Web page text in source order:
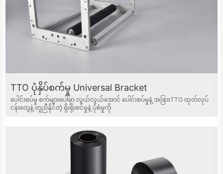
TTO ပုံနှိပ်စက်မှု Universal Bracket
ပေါင်းစပ်မှု စက်များပေါ်မှာ လွယ်လွယ်အောင် ပေါင်းစပ်မှုနဲ့ အခြားTTO ထုတ်လုပ်
ငန်းတွေနဲ့ တူညီနိုင်တဲ့ ရိုးရိုးစင်မှုနဲ့ ပုံစံမှုကို